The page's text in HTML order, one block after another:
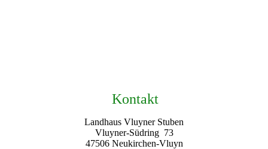
Kontakt
Landhaus Vluyner Stuben
Vluyner-Südring 73
47506 Neukirchen-Vluyn